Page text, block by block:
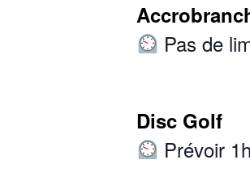
Pas de
Disc Golf
Prévoir